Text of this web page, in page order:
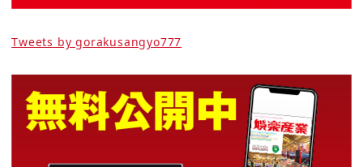
Tweets by gorakusangyo777